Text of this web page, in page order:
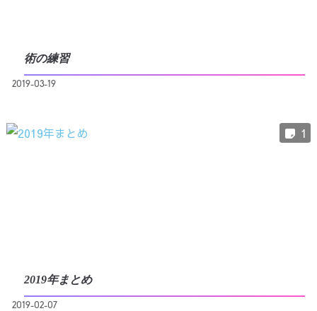
術の練習
2019-03-19
1
2019年まとめ
2019-02-07